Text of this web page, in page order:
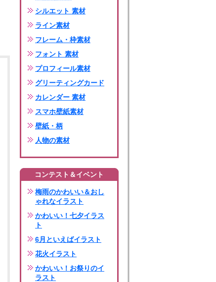
シルエット 素材
ライン素材
フレーム・枠素材
フォント 素材
プロフィール素材
グリーティングカード
カレンダー 素材
スマホ壁紙素材
壁紙・柄
人物の素材
コンテスト＆イベント
梅雨のかわいい＆おし
ゃれなイラスト
かわいい！七夕イラス
ト
6月といえばイラスト
花火イラスト
かわいい！お祭りのイ
ラスト